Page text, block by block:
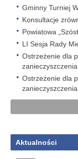
Gminny Turniej
Konsultacje
Powiatowa
LI Sesja Rady
Ostrzeżenie dla
Ostrzeżenie dla
Aktualności